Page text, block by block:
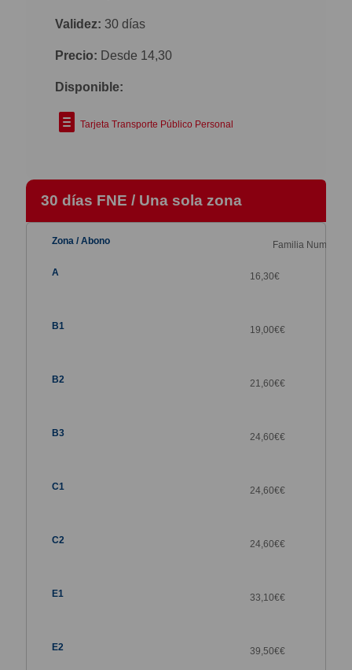
Validez: 30 días
Precio: Desde 14,30
Disponible:
Tarjeta Transporte Público Personal
30 días FNE / Una sola zona
Familia
16,30€
19,00€€
21,60€€
24,60€€
24,60€€
24,60€€
33,10€€
39,50€€